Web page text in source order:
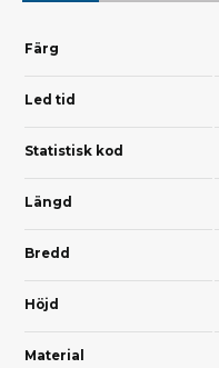
Färg
Led tid
Statistisk kod
Längd
Bredd
Höjd
Material